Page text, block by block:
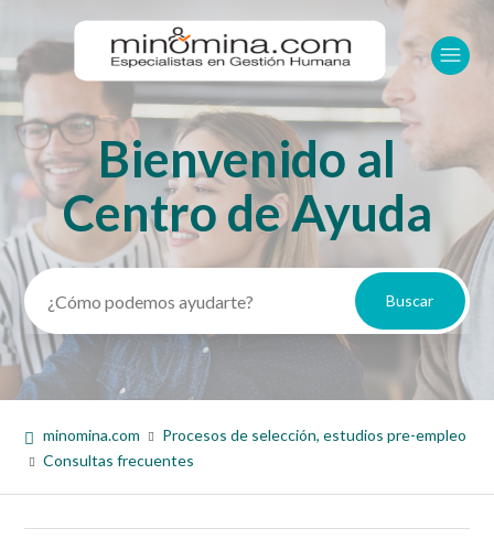
BúsquedaBienvenido al
Centro de Ayuda
minomina.com
Procesos de selección, estudios pre-empleo
Consultas frecuentes